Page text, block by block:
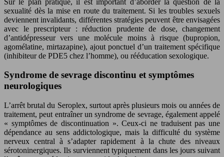
sexualité dès la mise en route du traitement. Si les troubles sexuels
deviennent invalidants, différentes stratégies peuvent être envisagées
avec le prescripteur : réduction prudente de dose, changement
d’antidépresseur vers une molécule moins à risque (bupropion,
agomélatine, mirtazapine), ajout ponctuel d’un traitement spécifique
(inhibiteur de PDE5 chez l’homme), ou rééducation sexologique.
Syndrome de sevrage discontinu et symptômes
neurologiques
L’arrêt brutal du Seroplex, surtout après plusieurs mois ou années de
traitement, peut entraîner un syndrome de sevrage, également appelé
« symptômes de discontinuation ». Ceux‑ci ne traduisent pas une
dépendance au sens addictologique, mais la difficulté du système
nerveux central à s’adapter rapidement à la chute des niveaux
sérotoninergiques. Ils surviennent typiquement dans les jours suivant